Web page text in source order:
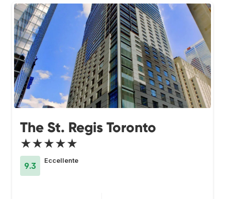
The St. Regis Toronto
★★★★★
9.3
Eccellente